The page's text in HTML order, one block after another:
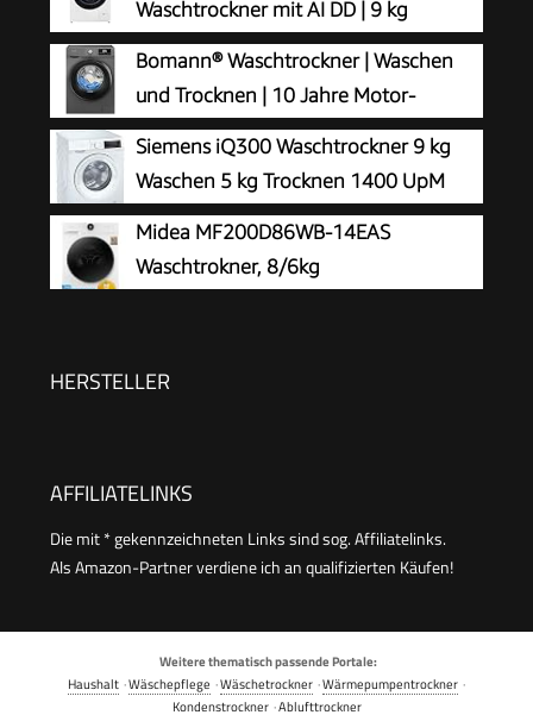
Waschtrockner mit AI DD | 9 kg
Waschen | 6 kg Trocknen | 1400 U/Min
| Steam | TurboWash 360° | Neue Wohlfühl-
Trommel | Wi-Fi-Funktion | Weiß
Bomann® Waschtrockner | Waschen
und Trocknen | 10 Jahre Motor-
Garantie | 8 kg Waschen, 5 kg Trocknen
| Invertermotor | 1400 U/Min | Waschmaschine
mit Trockner integriert | WAT 7186 titan
Siemens iQ300 Waschtrockner 9 kg
Waschen 5 kg Trocknen 1400 UpM
WN34A141
Midea MF200D86WB-14EAS
Waschtrokner, 8/6kg
Steam Care, Turbo Wash, 48 cm tief, APP-
HERSTELLER
AFFILIATELINKS
Die mit * gekennzeichneten Links sind sog. Affiliatelinks.
Als Amazon-Partner verdiene ich an qualifizierten Käufen!
Weitere thematisch passende Portale:
Haushalt ·Wäschepflege ·Wäschetrockner ·Wärmepumpentrockner ·
Kondenstrockner·Ablufttrockner